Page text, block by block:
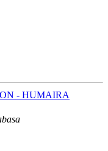
- HUMAIRA